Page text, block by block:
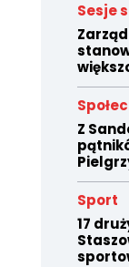
Sesje
Z
Sport
17